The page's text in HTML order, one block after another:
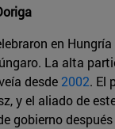
en
La alta
desde 2002. El
y el aliado de
gobierno